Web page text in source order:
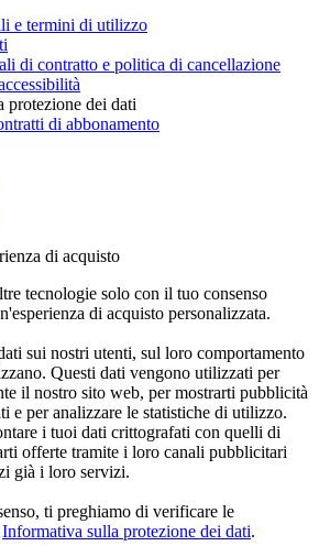
e termini di utilizzo
di contratto e politica di cancellazione
protezione dei dati
di abbonamento
di acquisto
tecnologie solo con il tuo consenso
di acquisto personalizzata.
sui nostri utenti, sul loro comportamento
Questi dati vengono utilizzati per
il nostro sito web, per mostrarti pubblicità
e per analizzare le statistiche di utilizzo.
i tuoi dati crittografati con quelli di
offerte tramite i loro canali pubblicitari
già i loro servizi.
ti preghiamo di verificare le
Informativa sulla protezione dei dati.